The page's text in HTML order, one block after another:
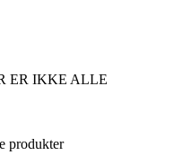
ER IKKE ALLE
produkter